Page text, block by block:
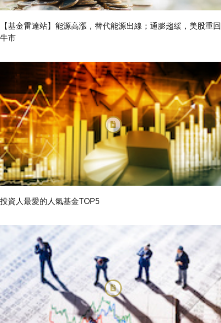
【基金雷達站】能源高漲，替代能源出線；通膨趨緩，美股重回
牛市
投資人最愛的人氣基金TOP5